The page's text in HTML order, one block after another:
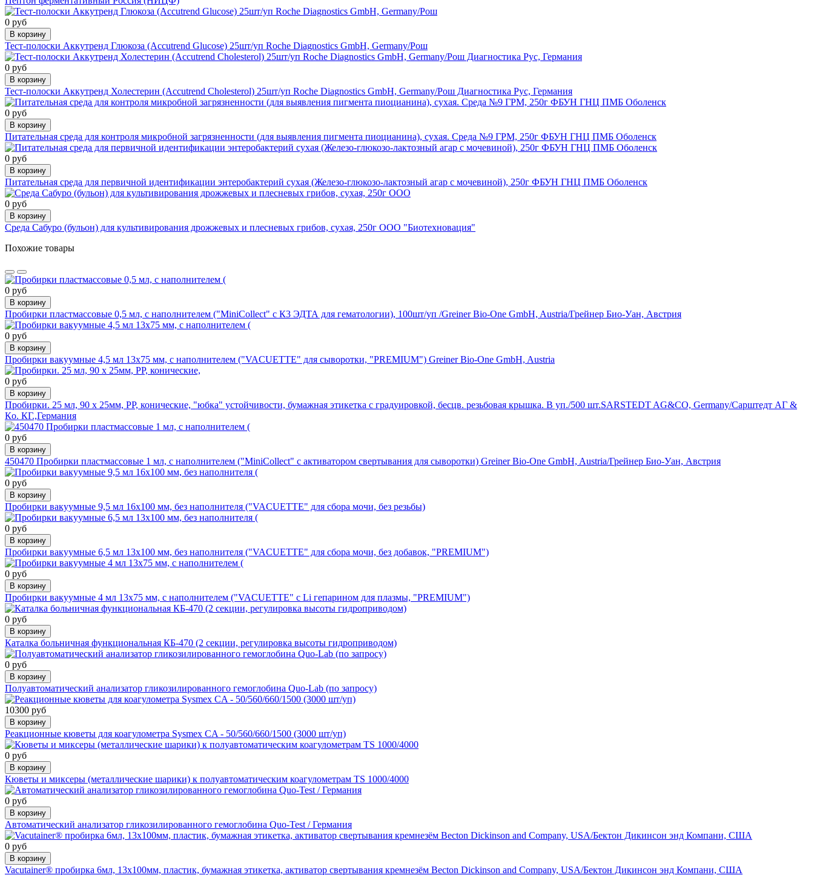
0 руб
В корзину
Тест-полоски Аккутренд Глюкоза (Accutrend Glucose) 25шт/уп Roche Diagnostics GmbH, Germany/Рош
0 руб
В корзину
Тест-полоски Аккутренд Холестерин (Accutrend Cholesterol) 25шт/уп Roche Diagnostics GmbH, Germany/Рош Диагностика Рус, Германия
0 руб
В корзину
Питательная среда для контроля микробной загрязненности (для выявления пигмента пиоцианина), сухая. Среда №9 ГРМ, 250г ФБУН ГНЦ ПМБ Оболенск
0 руб
В корзину
Питательная среда для первичной идентификации энтеробактерий сухая (Железо-глюкозо-лактозный агар с мочевиной), 250г ФБУН ГНЦ ПМБ Оболенск
0 руб
В корзину
Среда Сабуро (бульон) для культивирования дрожжевых и плесневых грибов, сухая, 250г ООО "Биотехновация"
Похожие товары
0 руб
В корзину
Пробирки пластмассовые 0,5 мл, с наполнителем ("MiniCollect" с К3 ЭДТА для гематологии), 100шт/уп /Greiner Bio-One GmbH, Austria/Грейнер Био-Уан, Австрия
0 руб
В корзину
Пробирки вакуумные 4,5 мл 13х75 мм, с наполнителем ("VACUETTE" для сыворотки, "PREMIUM") Greiner Bio-One GmbH, Austria
0 руб
В корзину
Пробирки. 25 мл, 90 х 25мм, РР, конические, "юбка" устойчивости, бумажная этикетка с градуировкой, бесцв. резьбовая крышка. В уп./500 шт.SARSTEDT AG&CO, Germany/Сарштедт АГ &
Кo. КГ.,Германия
0 руб
В корзину
450470 Пробирки пластмассовые 1 мл, с наполнителем ("MiniCollect" с активатором свертывания для сыворотки) Greiner Bio-One GmbH, Austria/Грейнер Био-Уан, Австрия
0 руб
В корзину
Пробирки вакуумные 9,5 мл 16х100 мм, без наполнителя ("VACUETTE" для сбора мочи, без резьбы)
0 руб
В корзину
Пробирки вакуумные 6,5 мл 13х100 мм, без наполнителя ("VACUETTE" для сбора мочи, без добавок, "PREMIUM")
0 руб
В корзину
Пробирки вакуумные 4 мл 13х75 мм, с наполнителем ("VACUETTE" с Li гепарином для плазмы, "PREMIUM")
0 руб
В корзину
Каталка больничная функциональная КБ-470 (2 секции, регулировка высоты гидроприводом)
0 руб
В корзину
Полуавтоматический анализатор гликозилированного гемоглобина Quo-Lab (по запросу)
10300 руб
В корзину
Реакционные кюветы для коагулометра Sysmex CA - 50/560/660/1500 (3000 шт/уп)
0 руб
В корзину
Кюветы и миксеры (металлические шарики) к полуавтоматическим коагулометрам TS 1000/4000
0 руб
В корзину
Aвтоматический анализатор гликозилированного гемоглобина Quo-Test / Германия
0 руб
В корзину
Vacutainer® пробирка 6мл, 13x100мм, пластик, бумажная этикетка, активатор свертывания кремнезём Becton Dickinson and Company, USA/Бектон Дикинсон энд Компани, США